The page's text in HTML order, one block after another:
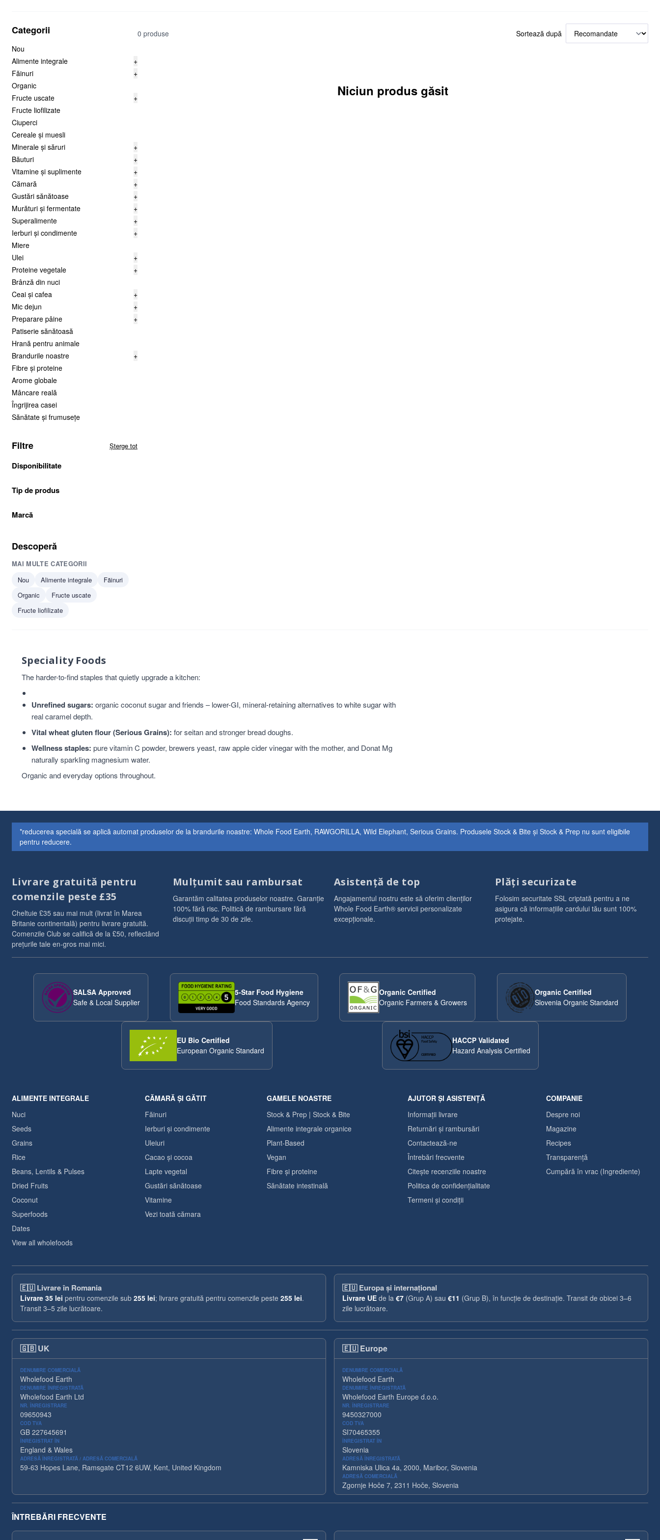
Categorii
Nou
Alimente integrale
+
Făinuri
+
Organic
Fructe uscate
+
Fructe liofilizate
Ciuperci
Cereale și muesli
Minerale și săruri
+
Băuturi
+
Vitamine și suplimente
+
Cămară
+
Gustări sănătoase
+
Murături și fermentate
+
Superalimente
+
Ierburi și condimente
+
Miere
Ulei
+
Proteine vegetale
+
Brânză din nuci
Ceai și cafea
+
Mic dejun
+
Preparare pâine
+
Patiserie sănătoasă
Hrană pentru animale
Brandurile noastre
+
Fibre și proteine
Arome globale
Mâncare reală
Îngrijirea casei
Sănătate și frumusețe
Filtre Șterge tot
Disponibilitate
Tip de produs
Marcă
Descoperă
MAI MULTE CATEGORII
Nou
Alimente integrale
Făinuri
Organic
Fructe uscate
Fructe liofilizate
0 produse Sortează după
Niciun produs găsit
Speciality Foods
The harder-to-find staples that quietly upgrade a kitchen:
Unrefined sugars: organic coconut sugar and friends – lower-GI, mineral-retaining alternatives to white sugar with
real caramel depth.
Vital wheat gluten flour (Serious Grains): for seitan and stronger bread doughs.
Wellness staples: pure vitamin C powder, brewers yeast, raw apple cider vinegar with the mother, and Donat Mg
naturally sparkling magnesium water.
Organic and everyday options throughout.
*reducerea specială se aplică automat produselor de la brandurile noastre: Whole Food Earth, RAWGORILLA, Wild Elephant, Serious Grains. Produsele Stock & Bite și Stock & Prep nu sunt eligibile
pentru reducere.
Livrare gratuită pentru
comenzile peste £35
Cheltuie £35 sau mai mult (livrat în Marea
Britanie continentală) pentru livrare gratuită.
Comenzile Club se califică de la £50, reflectând
prețurile tale en-gros mai mici.
Mulțumit sau rambursat
Garantăm calitatea produselor noastre. Garanție
100% fără risc. Politică de rambursare fără
discuții timp de 30 de zile.
Asistență de top
Angajamentul nostru este să oferim clienților
Whole Food Earth® servicii personalizate
excepționale.
Plăți securizate
Folosim securitate SSL criptată pentru a ne
asigura că informațiile cardului tău sunt 100%
protejate.
SALSA Approved
Safe & Local Supplier
5-Star Food Hygiene
Food Standards Agency
Organic Certified
Organic Farmers & Growers
Organic Certified
Slovenia Organic Standard
EU Bio Certified
European Organic Standard
HACCP Validated
Hazard Analysis Certified
ALIMENTE INTEGRALE
Nuci
Seeds
Grains
Rice
Beans, Lentils & Pulses
Dried Fruits
Coconut
Superfoods
Dates
View all wholefoods
CĂMARĂ ȘI GĂTIT
Făinuri
Ierburi și condimente
Uleiuri
Cacao și cocoa
Lapte vegetal
Gustări sănătoase
Vitamine
Vezi toată cămara
GAMELE NOASTRE
Stock & Prep | Stock & Bite
Alimente integrale organice
Plant-Based
Vegan
Fibre și proteine
Sănătate intestinală
AJUTOR ȘI ASISTENȚĂ
Informații livrare
Returnări și rambursări
Contactează-ne
Întrebări frecvente
Citește recenziile noastre
Politica de confidențialitate
Termeni și condiții
COMPANIE
Despre noi
Magazine
Recipes
Transparență
Cumpără în vrac (Ingrediente)
🇪🇺Livrare în Romania
Livrare 35 lei pentru comenzile sub 255 lei; livrare gratuită pentru comenzile peste 255 lei.
Transit 3–5 zile lucrătoare.
🇪🇺Europa și internațional
Livrare UE de la €7 (Grup A) sau €11 (Grup B), în funcție de destinație. Transit de obicei 3–6
zile lucrătoare.
🇬🇧 UK
DENUMIRE COMERCIALĂ
Wholefood Earth
DENUMIRE ÎNREGISTRATĂ
Wholefood Earth Ltd
NR. ÎNREGISTRARE
09650943
COD TVA
GB 227645691
ÎNREGISTRAT ÎN
England & Wales
ADRESĂ ÎNREGISTRATĂ / ADRESĂ COMERCIALĂ
59-63 Hopes Lane, Ramsgate CT12 6UW, Kent, United Kingdom
🇪🇺 Europe
DENUMIRE COMERCIALĂ
Wholefood Earth
DENUMIRE ÎNREGISTRATĂ
Wholefood Earth Europe d.o.o.
NR. ÎNREGISTRARE
9450327000
COD TVA
SI70465355
ÎNREGISTRAT ÎN
Slovenia
ADRESĂ ÎNREGISTRATĂ
Kamniska Ulica 4a, 2000, Maribor, Slovenia
ADRESĂ COMERCIALĂ
Zgornje Hoče 7, 2311 Hoče, Slovenia
ÎNTREBĂRI FRECVENTE